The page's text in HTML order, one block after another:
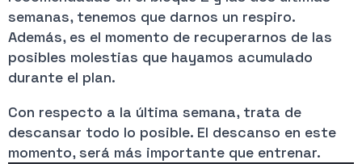
semanas, tenemos que darnos un respiro.
Además, es el momento de recuperarnos de las
posibles molestias que hayamos acumulado
durante el plan.
Con respecto a la última semana, trata de
descansar todo lo posible. El descanso en este
momento, será más importante que entrenar.